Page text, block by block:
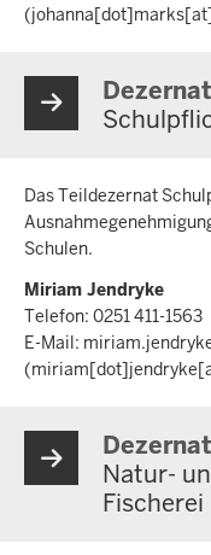
Das Teildezernat
Schulen.
Miriam Jendryke
Telefon: 0251 411-1563
E-Mail:
Natur-
Fischerei